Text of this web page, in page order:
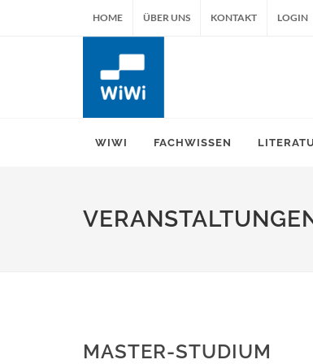
HOME ÜBER UNS KONTAKT LOGIN
WIWI FACHWISSEN
MASTER-STUDIUM